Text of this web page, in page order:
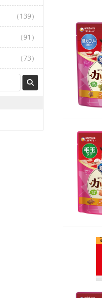
（139）
（91）
（73）